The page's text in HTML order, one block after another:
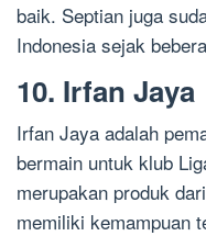
baik. Septian juga
Indonesia sejak
10. Irfan Jaya
Irfan Jaya adalah
bermain untuk klub
merupakan produk
memiliki kemampuan